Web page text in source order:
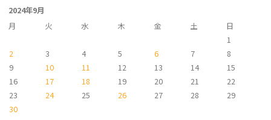
ブ
2024年9月
月
火 水 木 金 土
日
1
2
3 4 5 6 7
8
9
10 11 12 13 14
15
16
17 18 19 20 21
22
23
24 25 26 27 28
29
30